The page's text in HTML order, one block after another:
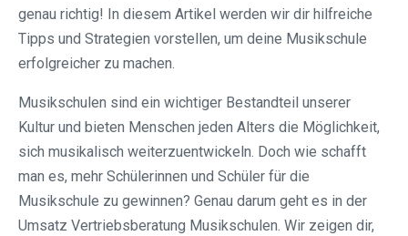
genau richtig! In diesem Artikel werden wir dir hilfreiche
Tipps und Strategien vorstellen, um deine Musikschule
erfolgreicher zu machen.
Musikschulen sind ein wichtiger Bestandteil unserer
Kultur und bieten Menschen jeden Alters die Möglichkeit,
sich musikalisch weiterzuentwickeln. Doch wie schafft
man es, mehr Schülerinnen und Schüler für die
Musikschule zu gewinnen? Genau darum geht es in der
Umsatz Vertriebsberatung Musikschulen. Wir zeigen dir,